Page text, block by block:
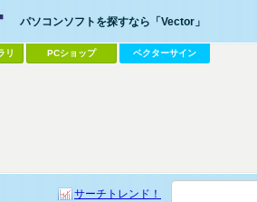
パソコンソフトを探すなら「Vector」
リ PCショップ ベクターサイン
サーチトレンド！